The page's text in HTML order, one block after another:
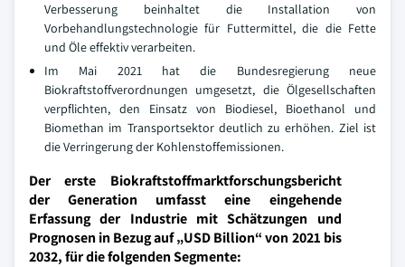
Verbesserung beinhaltet die Installation von
Vorbehandlungstechnologie für Futtermittel, die die Fette
und Öle effektiv verarbeiten.
Im Mai 2021 hat die Bundesregierung neue
Biokraftstoffverordnungen umgesetzt, die Ölgesellschaften
verpflichten, den Einsatz von Biodiesel, Bioethanol und
Biomethan im Transportsektor deutlich zu erhöhen. Ziel ist
die Verringerung der Kohlenstoffemissionen.
Der erste Biokraftstoffmarktforschungsbericht
der Generation umfasst eine eingehende
Erfassung der Industrie mit Schätzungen und
Prognosen in Bezug auf „USD Billion“ von 2021 bis
2032, für die folgenden Segmente: